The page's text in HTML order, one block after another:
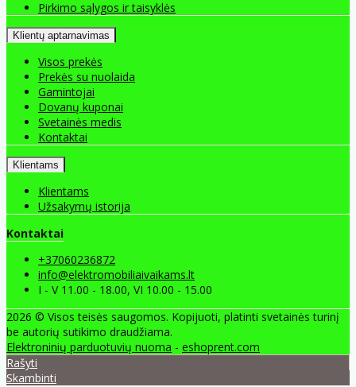
Pirkimo sąlygos ir taisyklės
Klientų aptarnavimas
Visos prekės
Prekės su nuolaida
Gamintojai
Dovanų kuponai
Svetainės medis
Kontaktai
Klientams
Klientams
Užsakymų istorija
Kontaktai
+37060236872
info@elektromobiliaivaikams.lt
I - V 11.00 - 18.00, VI 10.00 - 15.00
2026 © Visos teisės saugomos. Kopijuoti, platinti svetainės turinį
be autorių sutikimo draudžiama.
Elektroninių parduotuvių nuoma - eshoprent.com
Rašyti
Skambinti